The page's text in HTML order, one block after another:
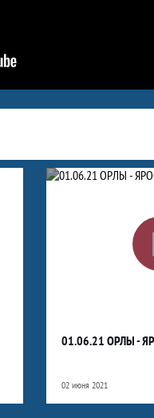
01.06.21 ОРЛЫ -
02 июня 2021